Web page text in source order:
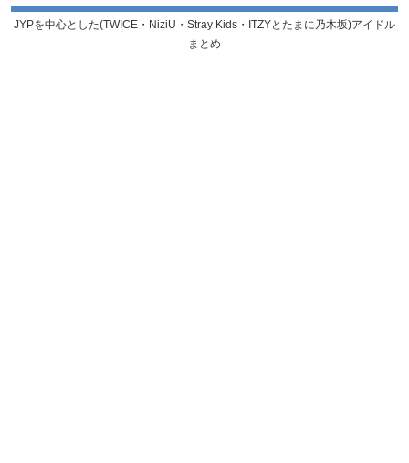
JYPを中心とした(TWICE・NiziU・Stray Kids・ITZYとたまに乃木坂)アイドル
まとめ